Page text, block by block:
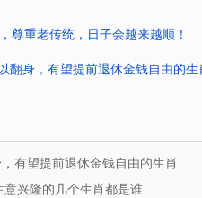
尊重老传统，日子会越来越顺！
翻身，有望提前退休金钱自由的生
有望提前退休金钱自由的生肖
兴隆的几个生肖都是谁